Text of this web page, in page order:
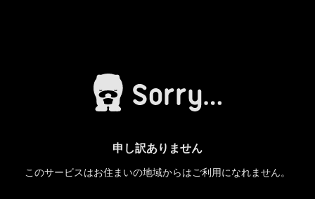
申し訳ありません
このサービスはお住まいの地域からはご利用になれません。